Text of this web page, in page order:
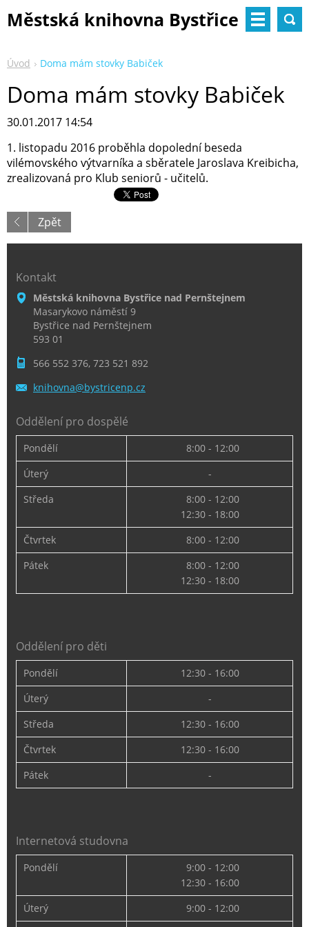
Městská knihovna Bystřice
Úvod Doma mám stovky Babiček
Doma mám stovky Babiček
30.01.2017 14:54
1. listopadu 2016 proběhla dopolední beseda
vilémovského výtvarníka a sběratele Jaroslava Kreibicha,
zrealizovaná pro Klub seniorů - učitelů.
Zpět
Kontakt
Městská knihovna Bystřice nad Pernštejnem
Masarykovo náměstí 9
Bystřice nad Pernštejnem
593 01
566 552 376, 723 521 892
knihovna@bystricenp.cz
Oddělení pro dospělé
Pondělí
8:00 - 12:00
Úterý
-
Středa
8:00 - 12:00
12:30 - 18:00
Čtvrtek
8:00 - 12:00
Pátek
8:00 - 12:00
12:30 - 18:00
Oddělení pro děti
Pondělí
12:30 - 16:00
Úterý
-
Středa
12:30 - 16:00
Čtvrtek
12:30 - 16:00
Pátek
-
Internetová studovna
Pondělí
9:00 - 12:00
12:30 - 16:00
Úterý
9:00 - 12:00